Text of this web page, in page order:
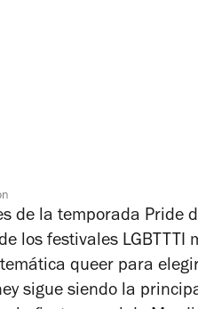
de la temporada Pride
los festivales LGBTTTI
queer para
sigue siendo la